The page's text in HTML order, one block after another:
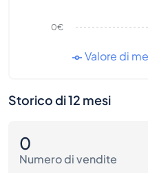
0€
Valore di
Storico di 12 mesi
0
Numero di vendite